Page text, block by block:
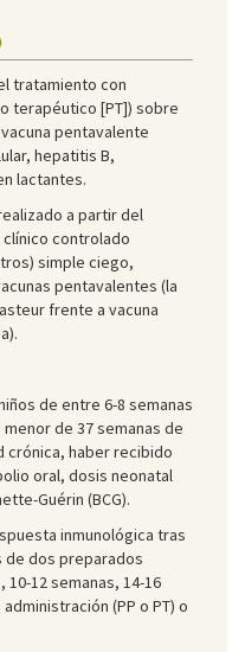
tratamiento con
terapéutico [PT]) sobre
pentavalente
hepatitis B,
lactantes.
a partir del
controlado
simple ciego,
pentavalentes (la
frente a vacuna
de entre 6-8 semanas
de 37 semanas de
crónica, haber recibido
oral, dosis neonatal
Guérin (BCG).
inmunológica tras
de dos preparados
12 semanas, 14-16
(PP o PT) o